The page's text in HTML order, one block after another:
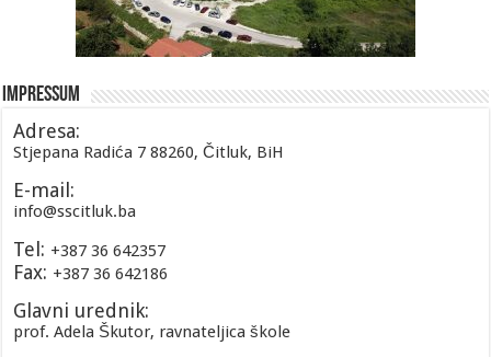
Impressum
Adresa:
Stjepana Radića 7 88260, Čitluk, BiH
E-mail:
info@sscitluk.ba
Tel: +387 36 642357
Fax: +387 36 642186
Glavni urednik:
prof. Adela Škutor, ravnateljica škole